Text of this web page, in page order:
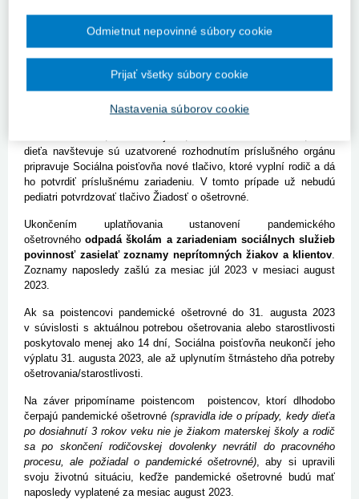
k žiadosti o ošetrovné (na účely výplaty ošetrovného počas
krízovej situácie). Nárok na ošetrovné pri chorobe člena rodiny
alebo pri starostlivosti o dieťa z dôvodu, že má nariadené
stará ochorela, budú potvrdzovať lekári na origináli tlačiva
o ošetrovné.
dieťa navštevuje sú uzatvorené rozhodnutím príslušného orgánu
pripravuje Sociálna poisťovňa nové tlačivo, ktoré vyplní rodič a dá
ho potvrdiť príslušnému zariadeniu. V tomto prípade už nebudú
pediatri potvrdzovať tlačivo Žiadosť o ošetrovné.
Ukončením uplatňovania ustanovení pandemického
ošetrovnéhoodpadá školám a zariadeniam sociálnych služieb
povinnosť zasielať zoznamy neprítomných žiakov a klientov.
Zoznamy naposledy zašlú za mesiac júl 2023 v mesiaci august
2023.
Ak sa poistencovi pandemické ošetrovné do 31. augusta 2023
v súvislosti s aktuálnou potrebou ošetrovania alebo starostlivosti
poskytovalo menej ako 14 dní, Sociálna poisťovňa neukončí jeho
výplatu 31. augusta 2023, ale až uplynutím štrnásteho dňa potreby
ošetrovania/starostlivosti.
Na záver pripomíname poistencom poistencov, ktorí dlhodobo
čerpajú pandemické ošetrovné (spravidla ide o prípady, kedy dieťa
po dosiahnutí 3 rokov veku nie je žiakom materskej školy a rodič
sa po skončení rodičovskej dovolenky nevrátil do pracovného
procesu, ale požiadal o pandemické ošetrovné), aby si upravili
svoju životnú situáciu, keďže pandemické ošetrovné budú mať
naposledy vyplatené za mesiac august 2023.
Nastavenia súborov cookie
Odmietnut nepovinné súbory cookie
Prijať všetky súbory cookie